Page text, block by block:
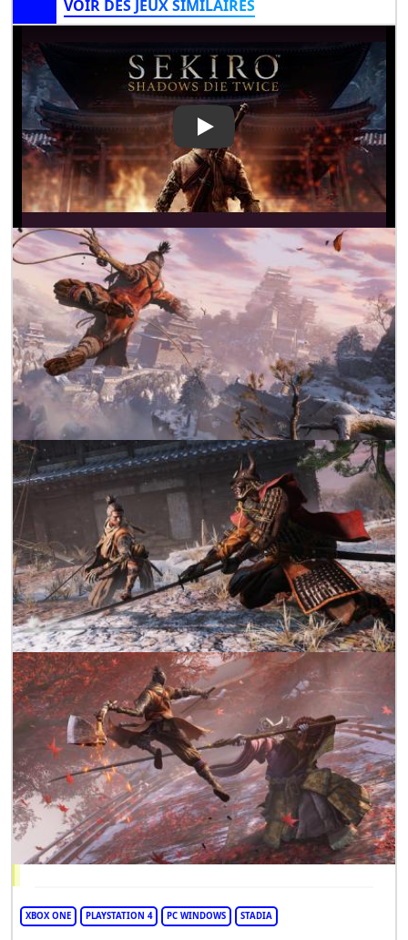
VOIR DES JEUX SIMILAIRES
Play Video: Sekiro: Shadows
XBOX ONE PLAYSTATION 4 PC WINDOWS STADIA